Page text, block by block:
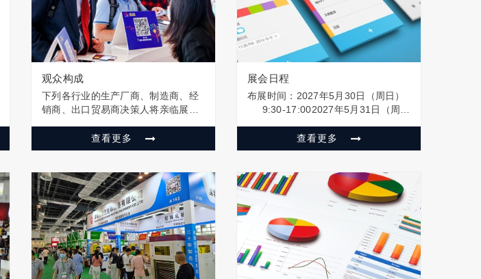
观众构成
下列各行业的生产厂商、制造商、经
销商、出口贸易商决策人将亲临展会
类、盐、果蔬、饮料、糖果、乳品、
咖啡、烟草、焙烤、外卖等药品、保
面膜、农药、洗涤用品印刷厂、包装
厂、出版社、文…
查看更多
展会日程
布展时间：2027年5月30日（周日）
9:30-17:002027年5月31日（周
2027年6月1日（周二） 9:00-
17:002027年6月2日（周三） …
查看更多